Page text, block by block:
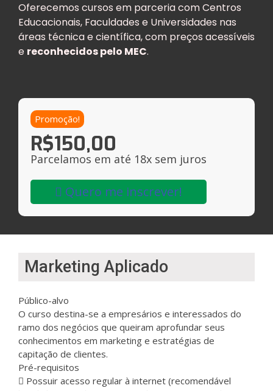
Oferecemos cursos em parceria com Centros
Educacionais, Faculdades e Universidades nas
áreas técnica e científica, com preços acessíveis
e reconhecidos pelo MEC.
Promoção!
R$150,00
Parcelamos em até 18x sem juros
Quero me inscrever!
Marketing Aplicado
Público-alvo
O curso destina-se a empresários e interessados do
ramo dos negócios que queiram aprofundar seus
conhecimentos em marketing e estratégias de
capitação de clientes.
Pré-requisitos
Possuir acesso regular à internet (recomendável